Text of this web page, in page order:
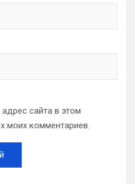
сайта в этом
моих комментариев.